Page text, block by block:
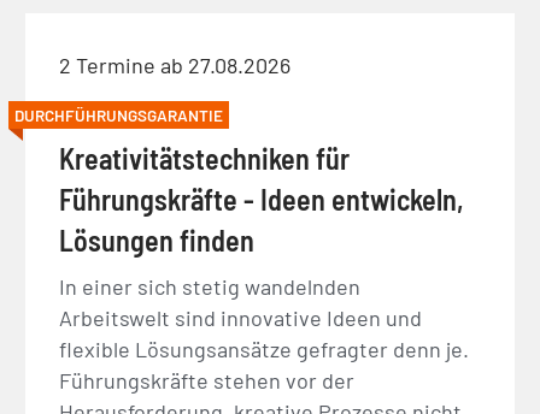
2 Termine ab 27.08.2026
DURCHFÜHRUNGSGARANTIE
Kreativitätstechniken für
Führungskräfte - Ideen entwickeln,
Lösungen finden
In einer sich stetig wandelnden
Arbeitswelt sind innovative Ideen und
flexible Lösungsansätze gefragter denn je.
Führungskräfte stehen vor der